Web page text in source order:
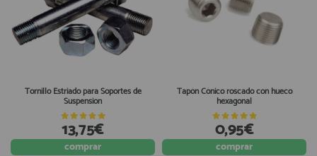
Tornillo Estriado para Soportes de
Suspension
13,75€
comprar
Tapón Cónico roscado con hueco
hexagonal
0,95€
comprar